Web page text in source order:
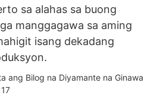
sa alahas sa buong
manggagawa sa aming
isang dekadang